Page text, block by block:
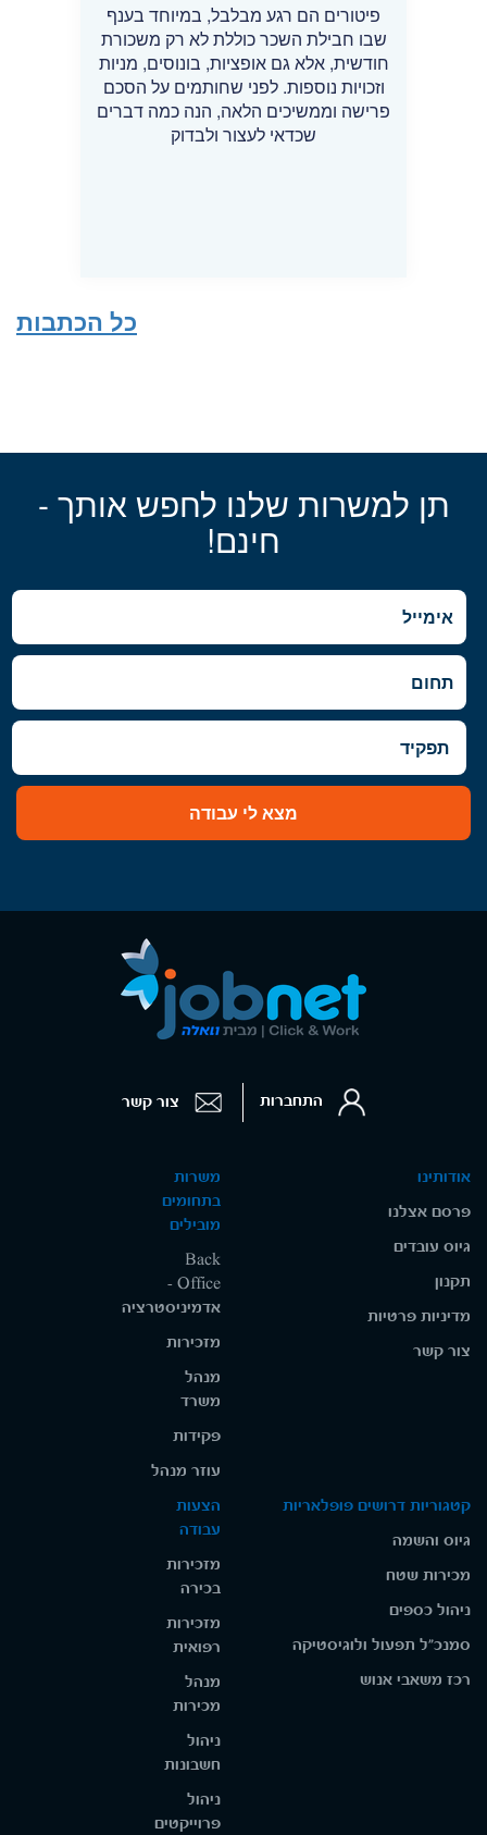
פיטורים הם רגע מבלבל, במיוחד בענף
שבו חבילת השכר כוללת לא רק משכורת
חודשית, אלא גם אופציות, בונוסים, מניות
וזכויות נוספות. לפני שחותמים על הסכם
פרישה וממשיכים הלאה, הנה כמה דברים
שכדאי לעצור ולבדוק
כל הכתבות
תן למשרות שלנו לחפש אותך -
חינם!
מצא לי עבודה
אודותינו
פרסם אצלנו
גיוס עובדים
תקנון
מדיניות פרטיות
צור קשר
משרות
בתחומים
מובילים
Back
Office -
אדמיניסטרציה
מזכירות
מנהל
משרד
פקידות
עוזר מנהל
קטגוריות דרושים פופלאריות
גיוס והשמה
מכירות שטח
ניהול כספים
סמנכ"ל תפעול ולוגיסטיקה
רכז משאבי אנוש
הצעות
עבודה
מזכירות
בכירה
מזכירות
רפואית
מנהל
מכירות
ניהול
חשבונות
ניהול
פרוייקטים